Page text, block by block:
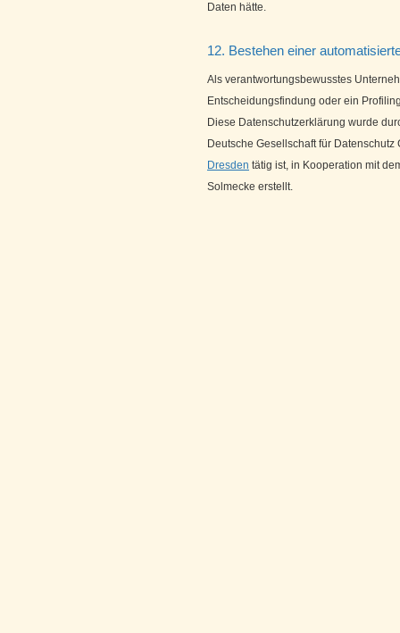
Daten hätte.
12. Bestehen einer
Als verantwortungsbewusstes
Entscheidungsfindung oder ein
Diese Datenschutzerklärung wurde
Deutsche Gesellschaft für
Dresden tätig ist, in Kooperation mit
Solmecke erstellt.